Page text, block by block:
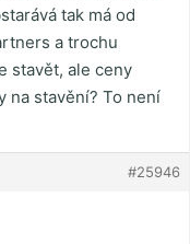
tak má od
a trochu
stavět, ale ceny
na stavění? To není
#25946